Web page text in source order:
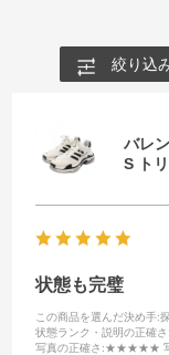
絞り込
バレ
S ト
状態も完璧
この商品を選んだ決め手:
状態ランク・説明の正確さ
写真の正確さ :★★★★★ 写